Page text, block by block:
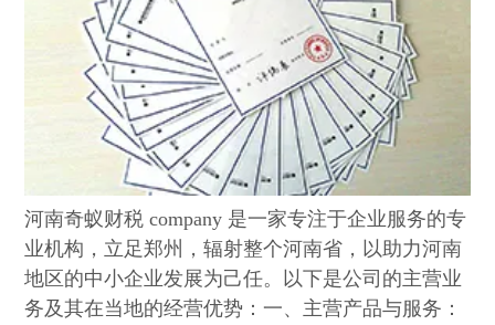
河南奇蚁财税 company 是一家专注于企业服务的专
业机构，立足郑州，辐射整个河南省，以助力河南
地区的中小企业发展为己任。以下是公司的主营业
务及其在当地的经营优势：一、主营产品与服务：